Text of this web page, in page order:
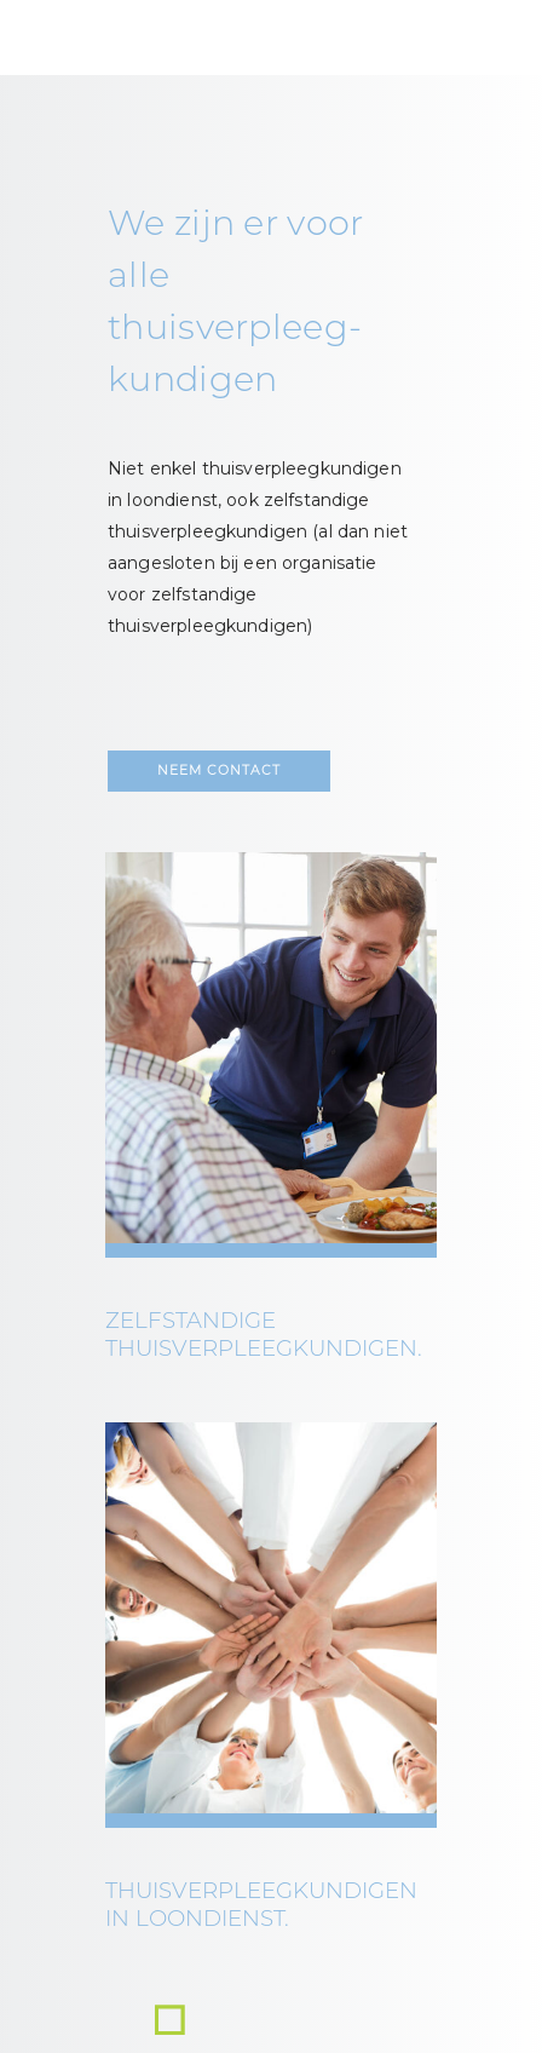
We zijn er voor
alle
thuisverpleeg-
kundigen
Niet enkel thuisverpleegkundigen
in loondienst, ook zelfstandige
thuisverpleegkundigen (al dan niet
aangesloten bij een organisatie
voor zelfstandige
thuisverpleegkundigen)
NEEM CONTACT
ZELFSTANDIGE
THUISVERPLEEGKUNDIGEN.
THUISVERPLEEGKUNDIGEN
IN LOONDIENST.